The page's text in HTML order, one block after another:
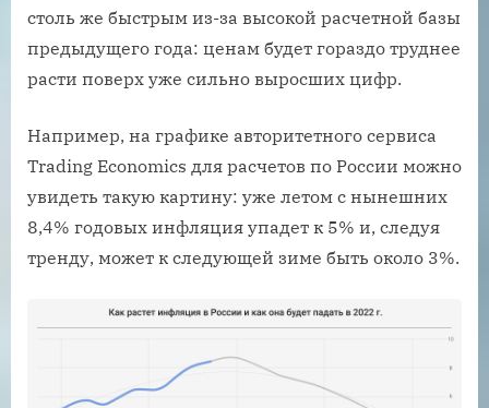
столь же быстрым из-за высокой расчетной базы
предыдущего года: ценам будет гораздо труднее
расти поверх уже сильно выросших цифр.
Например, на графике авторитетного сервиса
Trading Economics для расчетов по России можно
увидеть такую картину: уже летом с нынешних
8,4% годовых инфляция упадет к 5% и, следуя
тренду, может к следующей зиме быть около 3%.